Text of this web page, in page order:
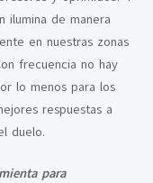
ilumina de manera
en nuestras zonas
frecuencia no hay
lo menos para los
respuestas a
duelo.
para